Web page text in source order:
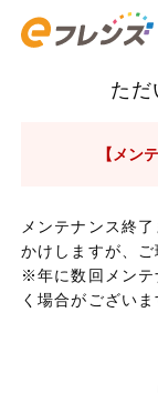
た
【メン
メンテナンス終
かけしますが、ご
※年に数回メンテ
く場合がございま